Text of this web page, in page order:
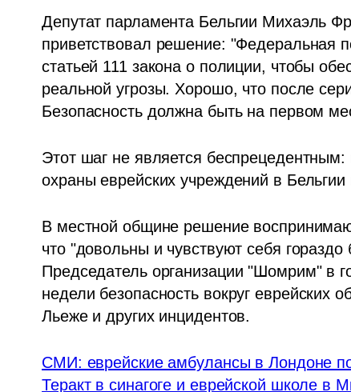
Депутат парламента Бельгии Михаэль
приветствовал решение: "Федеральная
статьей 111 закона о полиции, чтобы
реальной угрозы. Хорошо, что после
Безопасность должна быть на первом
Этот шаг не является
охраны еврейских учреждений в
В местной общине решение
что "довольны и чувствуют себя
Председатель организации "Шомрим" в
недели безопасность вокруг еврейских
Льеже и других инцидентов.
СМИ: еврейские амбулансы в Лондоне
Теракт в синагоге и еврейской школе в